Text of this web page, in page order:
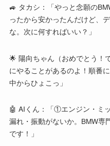
🚙 タカシ：「やっと念願の
ったから安かったんだけど、
な。次に何すればいい？」
🌟 陽向ちゃん（おめでとう！
にやることがあるのよ！順番
中からひょこっ」
🤖 AIくん：「①エンジン・ミ
漏れ・振動がないか。BMW専
です！」